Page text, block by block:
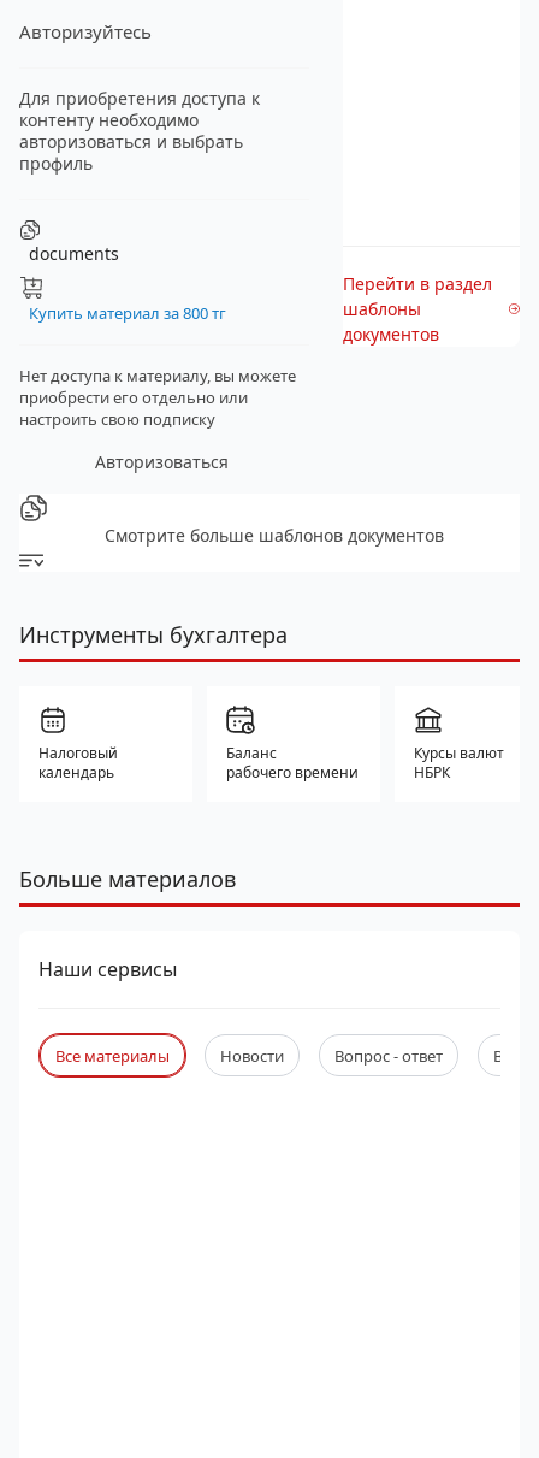
Авторизуйтесь
Для приобретения доступа к
контенту необходимо
авторизоваться и выбрать
профиль
documents
Купить материал за 800 тг
Нет доступа к материалу, вы можете
приобрести его отдельно или
настроить свою подписку
Авторизоваться
Перейти в раздел
шаблоны
документов
Смотрите больше шаблонов документов
Инструменты бухгалтера
Налоговый
календарь
Баланс
рабочего времени
Курсы валют
НБРК
Больше материалов
Наши сервисы
Все материалы Новости Вопрос - ответ